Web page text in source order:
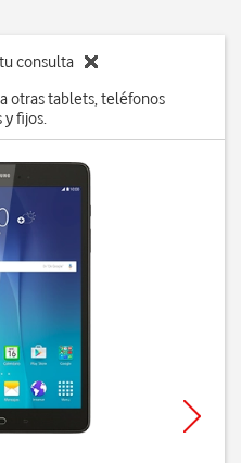
consulta
otras tablets, teléfonos
y fijos.